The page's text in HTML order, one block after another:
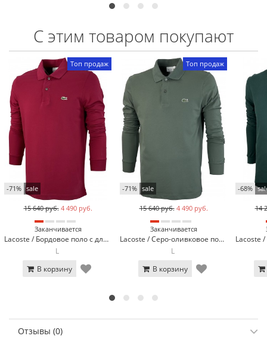
С этим товаром покупают
Топ продаж
-71% sale
15 640 руб. 4 490 руб.
Заканчивается
Lacoste / Бордовое поло с длинным рукавом Lacoste L600-8
L
В корзину
Топ продаж
-71% sale
15 640 руб. 4 490 руб.
Заканчивается
Lacoste / Серо-оливковое поло с длинным рукавом Lacoste L600-21
L
В корзину
-68%
14
Отзывы (0)